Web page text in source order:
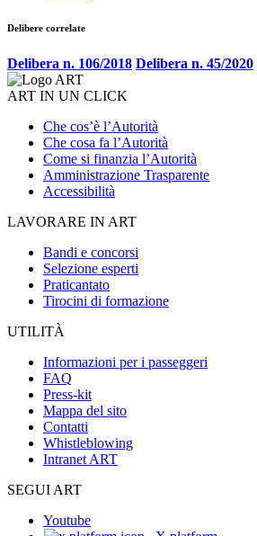
Delibere correlate
Delibera n. 106/2018 Delibera n. 45/2020
ART IN UN CLICK
Che cos’è l’Autorità
Che cosa fa l’Autorità
Come si finanzia l’Autorità
Amministrazione Trasparente
Accessibilità
LAVORARE IN ART
Bandi e concorsi
Selezione esperti
Praticantato
Tirocini di formazione
UTILITÀ
Informazioni per i passeggeri
FAQ
Press-kit
Mappa del sito
Contatti
Whistleblowing
Intranet ART
SEGUI ART
Youtube